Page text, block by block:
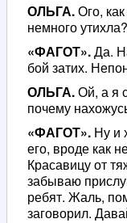
ОЛЬГА.Ого,
немного утихла?
«ФАГОТ».Да.
бой затих.
ОЛЬГА.Ой, а я
почему
«ФАГОТ». Ну и
его, вроде как
Красавицу от
забываю
ребят. Жаль,
заговорил.